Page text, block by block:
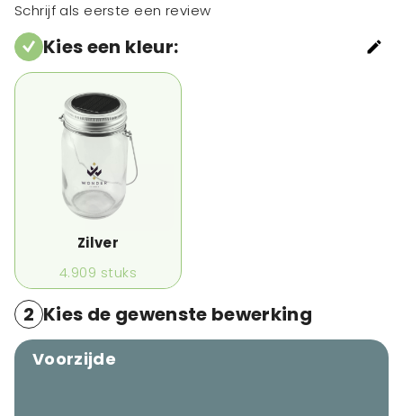
Schrijf als eerste een review
Kies een kleur:
Zilver
4.909 stuks
2 Kies de gewenste bewerking
Voorzijde